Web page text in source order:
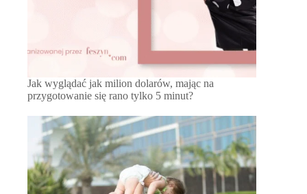
Jak wyglądać jak milion dolarów, mając na
przygotowanie się rano tylko 5 minut?